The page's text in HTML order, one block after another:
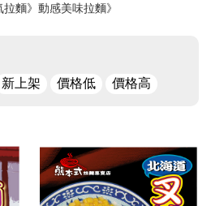
拉麵 動感美味拉麵
新上架 價格低 價格高